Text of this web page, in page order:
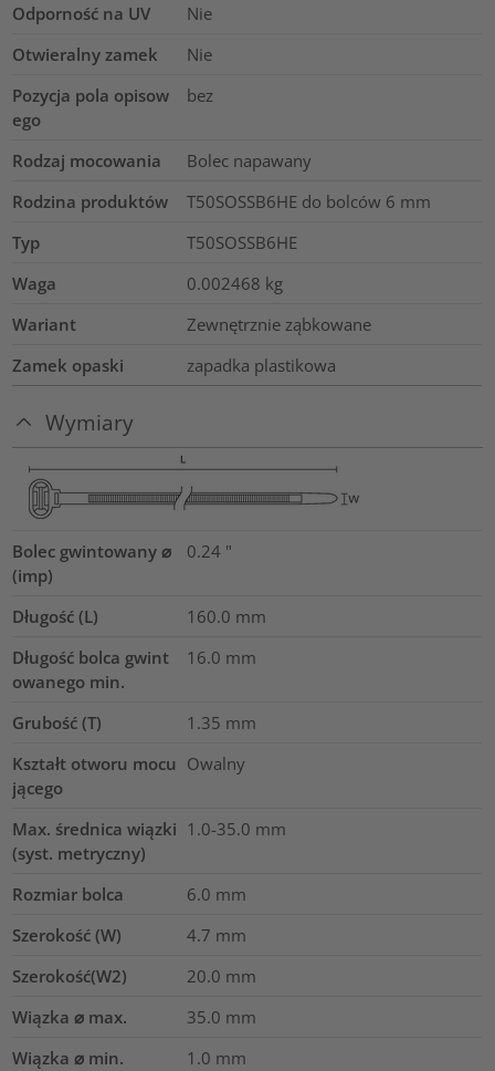
Odporność na UV
Nie
Otwieralny zamek
Nie
Pozycja pola opisow
ego
bez
Rodzaj mocowania
Bolec napawany
Rodzina produktów
T50SOSSB6HE do bolców 6 mm
Typ
T50SOSSB6HE
Waga
0.002468 kg
Wariant
Zewnętrznie ząbkowane
Zamek opaski
zapadka plastikowa
Wymiary
Bolec gwintowany ⌀
(imp)
0.24 "
Długość (L) 160.0 mm
Długość bolca gwint
owanego min.
16.0 mm
Grubość (T) 1.35 mm
Kształt otworu mocu
jącego
Owalny
Max. średnica wiązki
(syst. metryczny)
1.0-35.0 mm
Rozmiar bolca
6.0 mm
Szerokość (W)
4.7 mm
Szerokość(W2)
20.0 mm
Wiązka ⌀ max.
35.0 mm
Wiązka ⌀ min.
1.0 mm